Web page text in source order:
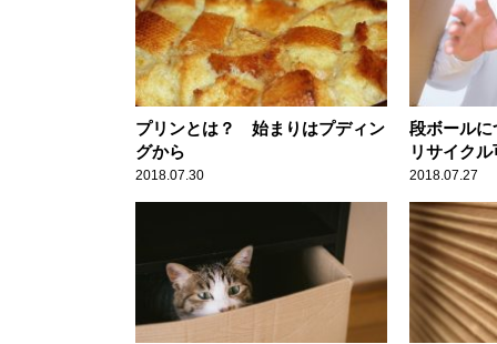
プリンとは？ 始まりはプディン
グから
2018.07.30
段ボール
リサイク
2018.07.27